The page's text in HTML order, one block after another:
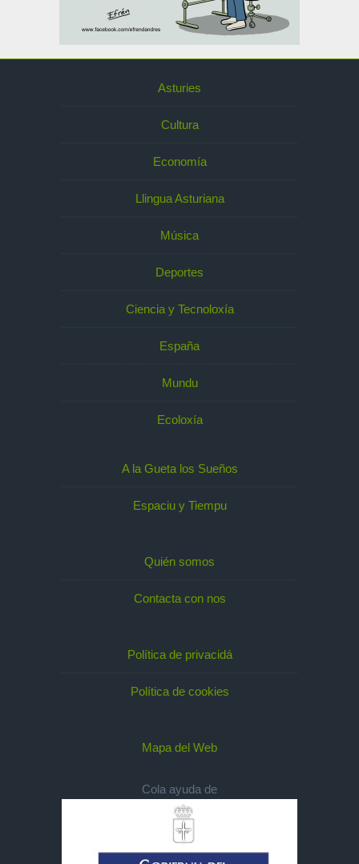
Asturies
Cultura
Economía
Llingua Asturiana
Música
Deportes
Ciencia y Tecnoloxía
España
Mundu
Ecoloxía
A la Gueta los Sueños
Espaciu y Tiempu
Quién somos
Contacta con nos
Política de privacidá
Política de cookies
Mapa del Web
Cola ayuda de